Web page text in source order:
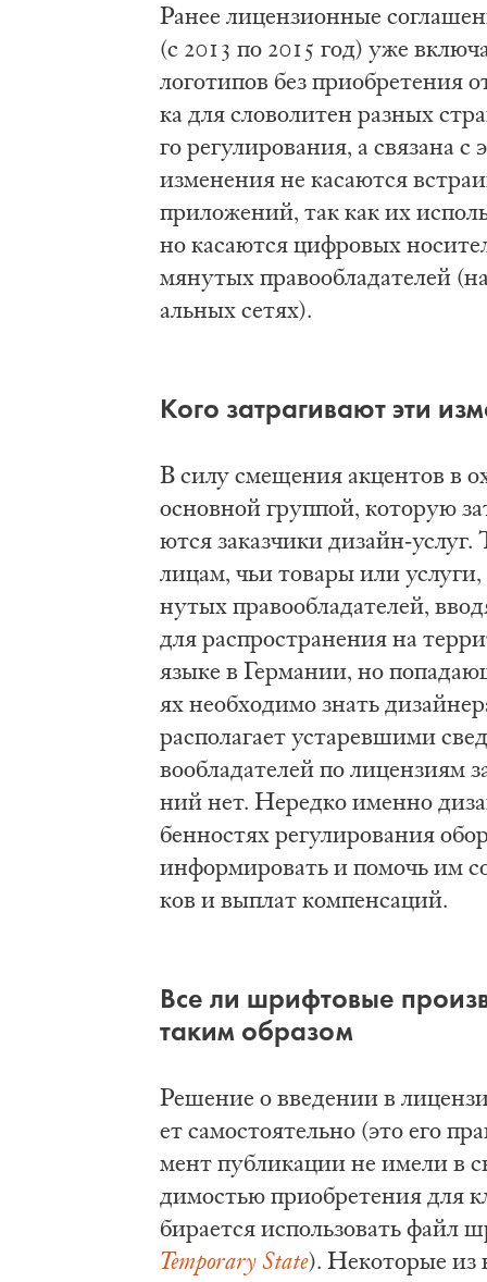
Ра­нее ли­цен­зи­он­ные
(с 2013 по 2015 го­д) уже
ло­го­ти­пов без при­об­ре­те­ния
ка для сло­во­ли­тен раз­ных
го ре­гу­ли­ро­ва­ния, а свя­за­на
из­ме­не­ния не ка­са­ют­ся
при­ло­же­ний, так как их
но ка­са­ют­ся циф­ро­вых
мя­ну­тых пра­во­об­ла­да­те­лей
аль­ных се­тях).
Ко­го за­тра­ги­ва­ют эти
В си­лу сме­ще­ния ак­цен­тов в
основ­ной груп­пой, ко­то­рую
ют­ся за­каз­чи­ки ди­зайн-
ли­цам, чьи то­ва­ры или
ну­тых пра­во­об­ла­да­те­лей,
для рас­про­стра­не­ния на
язы­ке в Гер­ма­нии, но
ях не­об­хо­ди­мо знать
рас­по­ла­га­ет уста­рев­ши­ми
во­об­ла­да­те­лей по ли­цен­зи­ям
ний нет. Не­ред­ко имен­но
бен­но­стях ре­гу­ли­ро­ва­ния
ин­фор­ми­ро­вать и по­мочь им
ков и вы­плат ком­пен­са­ций.
Все ли шриф­то­вые
та­ким об­ра­зом
Ре­ше­ние о вве­де­нии в
ет са­мо­сто­я­тель­но (это его
мент пуб­ли­ка­ции не име­ли в
ди­мо­стью при­об­ре­те­ния для
би­ра­ет­ся ис­поль­зо­вать файл
Temporary State). Не­ко­то­рые из